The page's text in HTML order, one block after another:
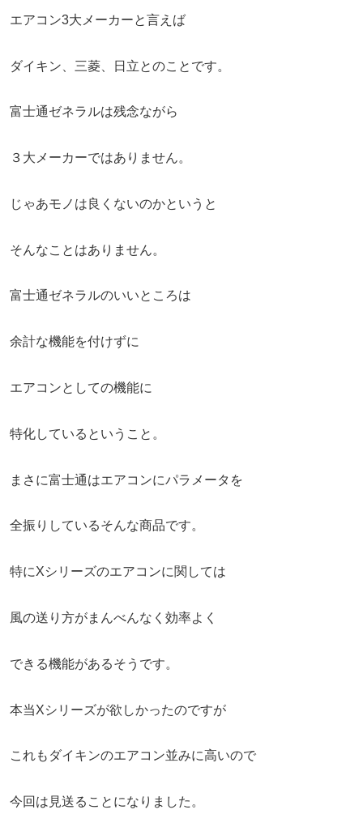
エアコン3大メーカーと言えば
ダイキン、三菱、日立とのことです。
富士通ゼネラルは残念ながら
３大メーカーではありません。
じゃあモノは良くないのかというと
そんなことはありません。
富士通ゼネラルのいいところは
余計な機能を付けずに
エアコンとしての機能に
特化しているということ。
まさに富士通はエアコンにパラメータを
全振りしているそんな商品です。
特にXシリーズのエアコンに関しては
風の送り方がまんべんなく効率よく
できる機能があるそうです。
本当Xシリーズが欲しかったのですが
これもダイキンのエアコン並みに高いので
今回は見送ることになりました。